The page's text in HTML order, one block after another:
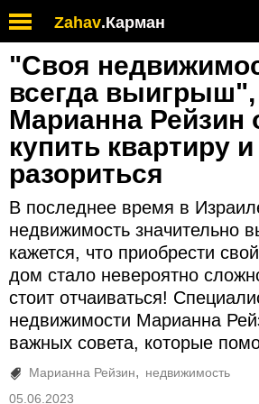
Zahav.Карман
"Своя
всегда выигрыш",
Марианна Рейзин
купить квартиру
разориться
В последнее время в
недвижимость значительно
кажется, что приобрести
дом стало невероятно
стоит отчаиваться!
недвижимости Марианна
важных совета, которые
Марианна Рейзин
недвижимость
05.06.2023